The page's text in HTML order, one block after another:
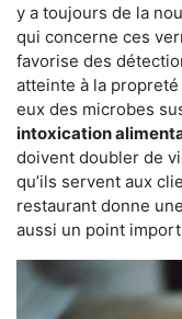
y a toujours de la
qui concerne ces
favorise des
atteinte à la
eux des microbes
intoxication
doivent doubler de
qu’ils servent aux
restaurant donne
aussi un point